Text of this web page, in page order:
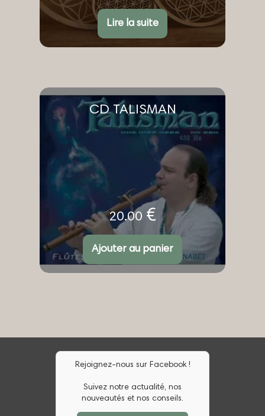
Lire la suite
CD TALISMAN
20.00 €
Ajouter au panier
Rejoignez-nous sur Facebook !
Suivez notre actualité, nos
nouveautés et nos conseils.